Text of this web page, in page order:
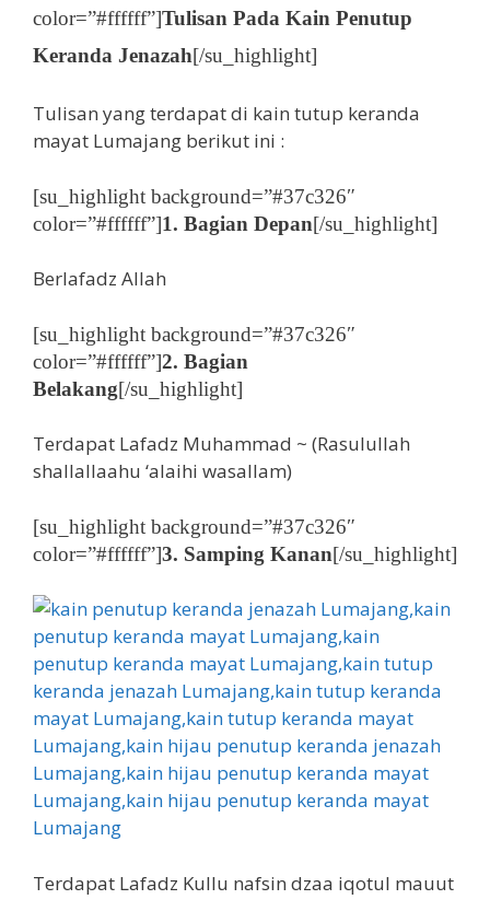
color=”#ffffff”]Tulisan Pada Kain Penutup
Keranda Jenazah[/su_highlight]
Tulisan yang terdapat di kain tutup keranda
mayat Lumajang berikut ini :
[su_highlight background=”#37c326″
color=”#ffffff”]1. Bagian Depan[/su_highlight]
Berlafadz Allah
[su_highlight background=”#37c326″
color=”#ffffff”]2. Bagian
Belakang[/su_highlight]
Terdapat Lafadz Muhammad ~ (Rasulullah
shallallaahu ‘alaihi wasallam)
[su_highlight background=”#37c326″
color=”#ffffff”]3. Samping Kanan[/su_highlight]
Terdapat Lafadz Kullu nafsin dzaa iqotul mauut